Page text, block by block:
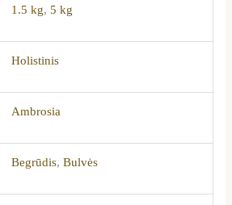
1.5 kg,5 kg
Holistinis
Ambrosia
Begrūdis,Bulvės